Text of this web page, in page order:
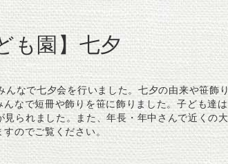
も園】七夕
なで七夕会を行いました。七夕の由来や笹飾
なで短冊や飾りを笹に飾りました。子ども達
見られました。また、年長・年中さんで近くの
のでご覧ください。